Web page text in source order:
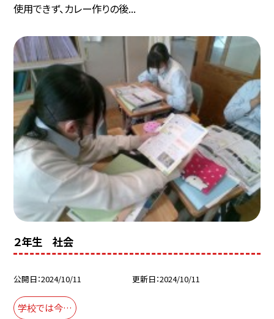
使用できず、カレー作りの後...
２年生 社会
公開日 2024/10/11 更新日 2024/10/11
学校では今…